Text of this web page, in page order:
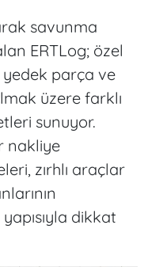
savunma
ERTLog; özel
yedek parça ve
üzere farklı
sunuyor.
nakliye
zırhlı araçlar
dikkat